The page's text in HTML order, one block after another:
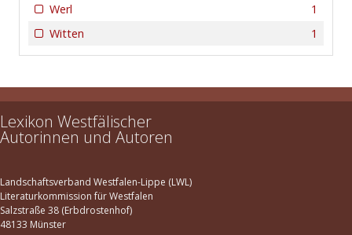
1
Werl
1
Witten
Lexikon Westfälischer
Autorinnen und Autoren
Landschaftsverband Westfalen-Lippe (LWL)
Literaturkommission für Westfalen
Salzstraße 38 (Erbdrostenhof)
48133 Münster